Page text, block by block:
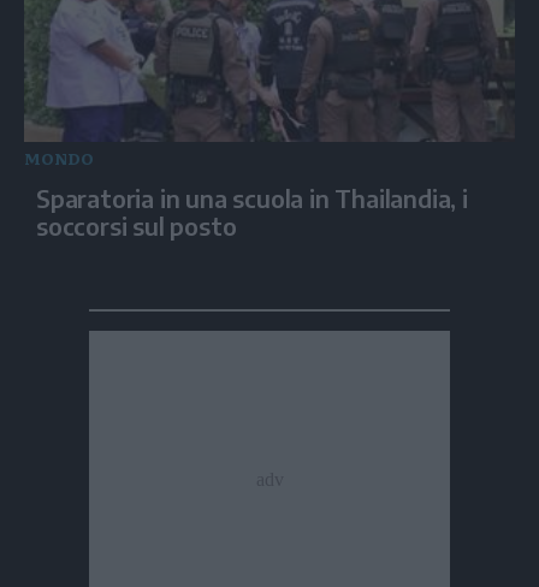
MONDO
Sparatoria in una scuola in Thailandia, i
soccorsi sul posto